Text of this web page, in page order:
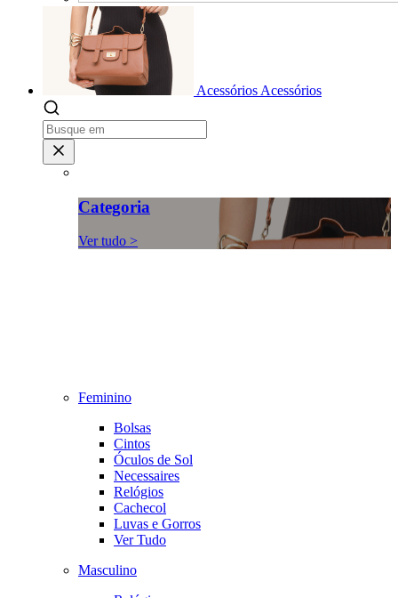
Acessórios Acessórios
Categoria
Ver tudo >
Feminino
Bolsas
Cintos
Óculos de Sol
Necessaires
Relógios
Cachecol
Luvas e Gorros
Ver Tudo
Masculino